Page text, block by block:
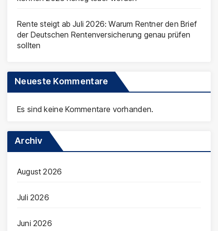
Rente steigt ab Juli 2026: Warum Rentner den Brief
der Deutschen Rentenversicherung genau prüfen
sollten
Neueste Kommentare
Es sind keine Kommentare vorhanden.
Archiv
August 2026
Juli 2026
Juni 2026